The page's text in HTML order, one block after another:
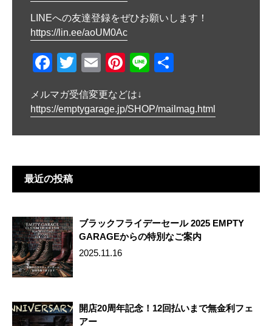
LINEへの友達登録をぜひお願いします！
https://lin.ee/aoUM0Ac
F
c
e
b
o
k
T
tt
er
E
ail
Pi
er
e
st
Li
e
メルマガ受信変更などは↓
https://emptygarage.jp/SHOP/mailmag.html
最近の投稿
ブラックフライデーセール 2025 EMPTY
GARAGEからの特別なご案内
2025.11.16
開店20周年記念！12回払いまで無金利フェ
アー